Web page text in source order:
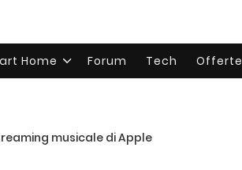
Home Forum Tech Offerte
musicale di Apple